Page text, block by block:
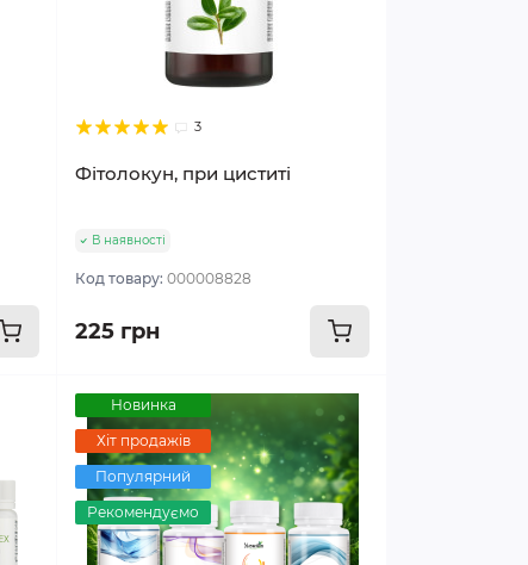
3
Фітолокун, при циститі
В наявності
Код товару:000008828
225 грн
Новинка
Хіт продажів
Популярний
Рекомендуємо